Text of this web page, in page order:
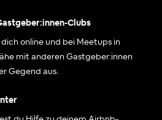
Clubs
dich online und bei Meetups in
mit anderen Gastgeber:innen
Gegend aus.